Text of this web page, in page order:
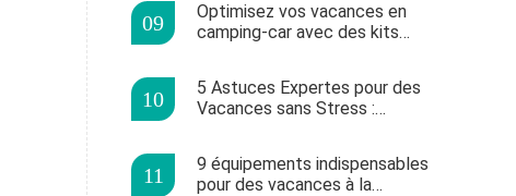
Optimisez vos vacances en
camping-car avec des kits
5 Astuces Expertes pour des
Vacances sans Stress :
9 équipements indispensables
pour des vacances à la